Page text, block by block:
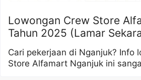
Lowongan Crew Store
Tahun 2025 (Lamar
Cari pekerjaan di Nganjuk? Info
Store Alfamart Nganjuk ini